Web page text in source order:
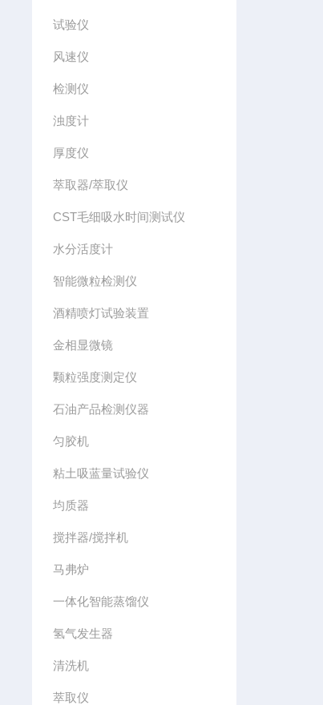
试验仪
风速仪
检测仪
浊度计
厚度仪
萃取器/萃取仪
CST毛细吸水时间测试仪
水分活度计
智能微粒检测仪
酒精喷灯试验装置
金相显微镜
颗粒强度测定仪
石油产品检测仪器
匀胶机
粘土吸蓝量试验仪
均质器
搅拌器/搅拌机
马弗炉
一体化智能蒸馏仪
氢气发生器
清洗机
萃取仪